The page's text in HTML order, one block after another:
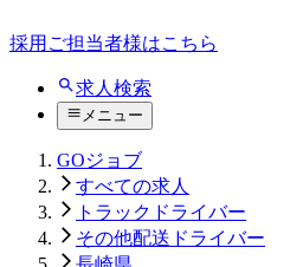
採用ご担当者様はこちら
求人検索
メニュー
GOジョブ
すべての求人
トラックドライバー
その他配送ドライバー